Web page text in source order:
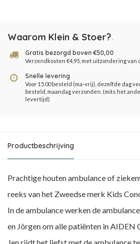
Waarom Klein & Stoer?.
Gratis bezorgd boven €50,00
Verzendkosten €4,95, met uitzondering van
Snelle levering
Voor 15.00 besteld (ma-vrij), dezelfde dag
besteld, maandag verzonden. (mits het
levertijd)
Productbeschrijving
Prachtige houten ambulance of
reeks van het Zweedse merk Kids
In de ambulance werken de
en Jörgen om alle patiënten in AIDEN